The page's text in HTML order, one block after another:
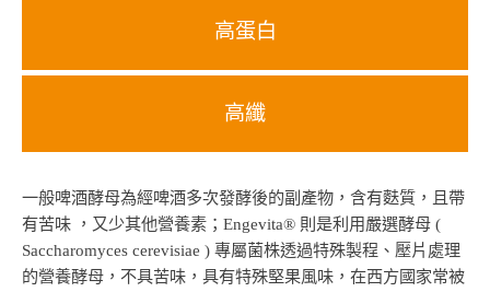
高蛋白
高纖
一般啤酒酵母為經啤酒多次發酵後的副產物，含有麩質，且帶
有苦味 ，又少其他營養素；Engevita® 則是利用嚴選酵母 (
Saccharomyces cerevisiae ) 專屬菌株透過特殊製程、壓片處理
的營養酵母，不具苦味，具有特殊堅果風味，在西方國家常被